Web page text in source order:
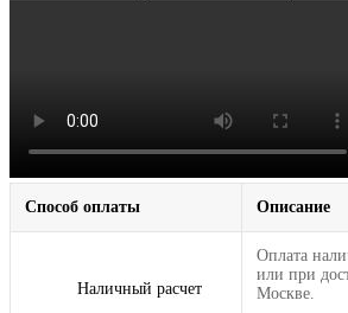
Способ оплаты Описание
Наличный расчет
Оплата
или при
Москве.